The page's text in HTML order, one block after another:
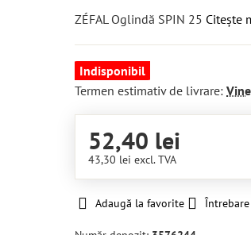
ZÉFAL Oglindă SPIN 25 Citește
Indisponibil
Termen estimativ de livrare:
52,40 lei
43,30 leiexcl. TVA
Adaugă la favorite